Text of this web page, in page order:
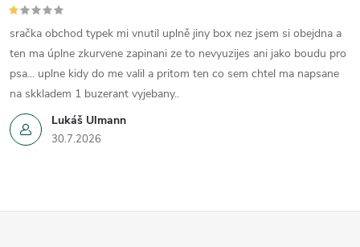
Lukáš Ulmann
30.7.2026
sračka obchod typek mi vnutil uplně jiny box nez jsem si obejdna a
ten ma úplne zkurvene zapinani ze to nevyuzijes ani jako boudu pro
psa... uplne kidy do me valil a pritom ten co sem chtel ma napsane
na skkladem 1 buzerant vyjebany..